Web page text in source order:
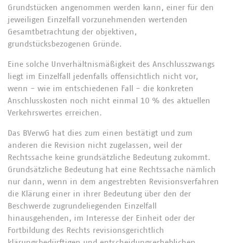
Grundstücken angenommen werden kann, einer für den
jeweiligen Einzelfall vorzunehmenden wertenden
Gesamtbetrachtung der objektiven,
grundstücksbezogenen Gründe.
Eine solche Unverhältnismäßigkeit des Anschlusszwangs
liegt im Einzelfall jedenfalls offensichtlich nicht vor,
wenn - wie im entschiedenen Fall - die konkreten
Anschlusskosten noch nicht einmal 10 % des aktuellen
Verkehrswertes erreichen.
Das BVerwG hat dies zum einen bestätigt und zum
anderen die Revision nicht zugelassen, weil der
Rechtssache keine grundsätzliche Bedeutung zukommt.
Grundsätzliche Bedeutung hat eine Rechtssache nämlich
nur dann, wenn in dem angestrebten Revisionsverfahren
die Klärung einer in ihrer Bedeutung über den der
Beschwerde zugrundeliegenden Einzelfall
hinausgehenden, im Interesse der Einheit oder der
Fortbildung des Rechts revisionsgerichtlich